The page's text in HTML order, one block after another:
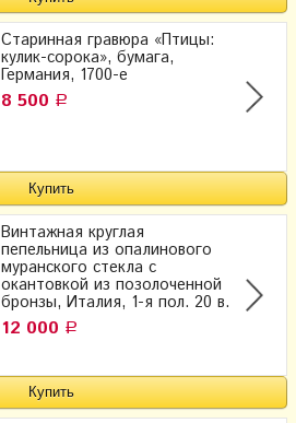
Старинная гравюра «Птицы:
кулик-сорока», бумага,
Германия, 1700-е
8 500 Р
Винтажная круглая
пепельница из опалинового
муранского стекла с
окантовкой из позолоченной
бронзы, Италия, 1-я пол. 20 в.
12 000 Р